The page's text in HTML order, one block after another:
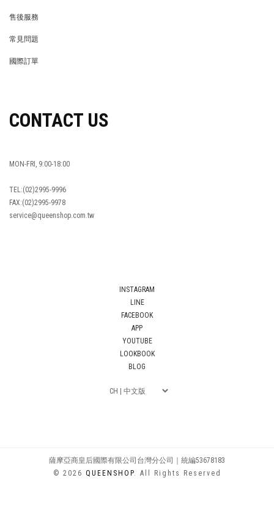
售後服務
常見問題
國際訂單
CONTACT US
MON-FRI, 9:00-18:00
TEL:(02)2995-9996
FAX:(02)2995-9978
service@queenshop.com.tw
INSTAGRAM
LINE
FACEBOOK
APP
YOUTUBE
LOOKBOOK
BLOG
薩摩亞商皇后國際有限公司台灣分公司｜統編53678183
© 2026 QUEENSHOP. All Rights Reserved